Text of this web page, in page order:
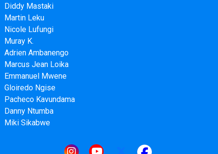
Diddy Mastaki
Martin Leku
Nicole Lufungi
Muray K.
Adrien Ambanengo
Marcus Jean Loika
Emmanuel Mwene
Gloiredo Ngise
Pacheco Kavundama
Danny Ntumba
Miki Sikabwe